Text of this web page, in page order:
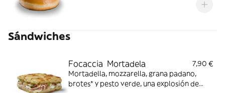
Sándwiches
Focaccia Mortadela
7,90 €
Mortadella, mozzarella, grana padano,
brotes* y pesto verde, una explosión de